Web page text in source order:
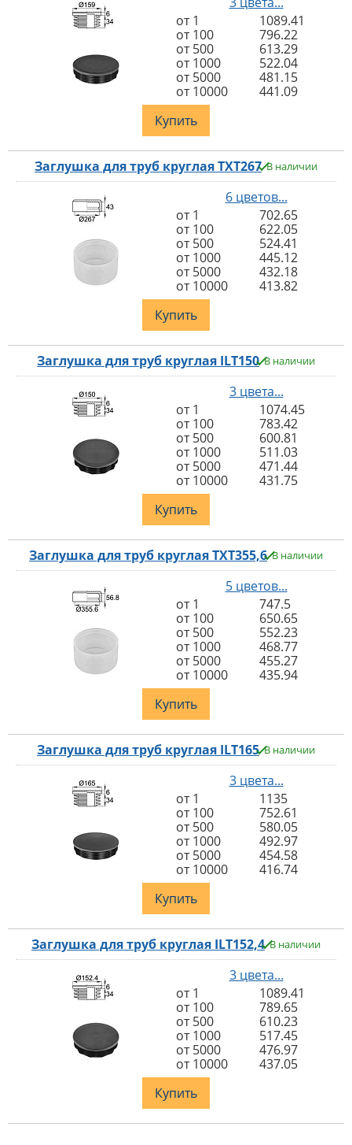
от 1
1089.41
от 100
796.22
от 500
613.29
от 1000
522.04
от 5000
481.15
от 10000
441.09
Купить
Заглушка для труб круглая TXT267 В наличии
6 цветов...
от 1
702.65
от 100
622.05
от 500
524.41
от 1000
445.12
от 5000
432.18
от 10000
413.82
Купить
Заглушка для труб круглая ILT150 В наличии
3 цвета...
от 1
1074.45
от 100
783.42
от 500
600.81
от 1000
511.03
от 5000
471.44
от 10000
431.75
Купить
Заглушка для труб круглая TXT355,6 В наличии
5 цветов...
от 1
747.5
от 100
650.65
от 500
552.23
от 1000
468.77
от 5000
455.27
от 10000
435.94
Купить
Заглушка для труб круглая ILT165 В наличии
3 цвета...
от 1
1135
от 100
752.61
от 500
580.05
от 1000
492.97
от 5000
454.58
от 10000
416.74
Купить
Заглушка для труб круглая ILT152,4 В наличии
3 цвета...
от 1
1089.41
от 100
789.65
от 500
610.23
от 1000
517.45
от 5000
476.97
от 10000
437.05
Купить